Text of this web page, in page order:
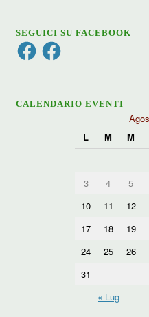
SEGUICI SU FACEBOOK
FacebookFacebook
CALENDARIO EVENTI
L
M M
3
4 5
10
11 12
17
18 19
24
25 26
31
« Lug